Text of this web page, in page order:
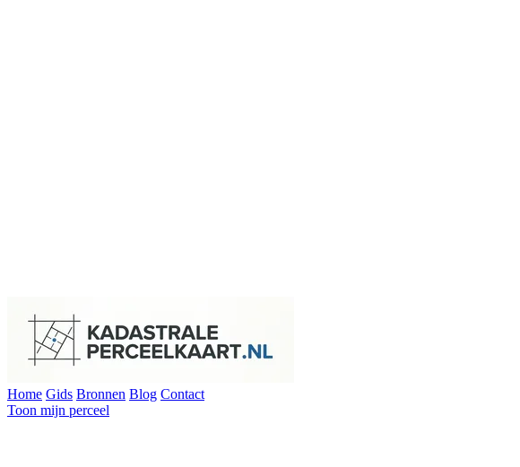
Home Gids Bronnen Blog Contact
Toon mijn perceel